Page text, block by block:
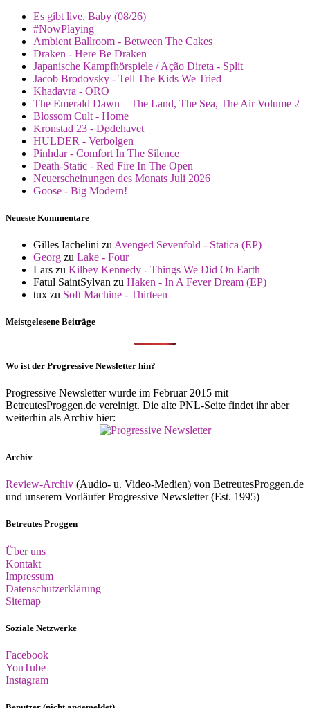
Es gibt live, Baby (08/26)
#NowPlaying
Ambient Ballroom - Between The Cakes
Draken - Here Be Draken
Japanische Kampfhörspiele / Ação Direta - Split
Jacob Brodovsky - Tell The Kids We Tried
Khadavra - ORO
The Emerald Dawn – The Land, The Sea, The Air Volume 2
Blossom Cult - Home
Kronstad 23 - Dødehavet
HULDER - Verbolgen
Pinhdar - Comfort In The Silence
Death-Static - Red Fire In The Open
Neuerscheinungen des Monats Juli 2026
Goose - Big Modern!
Neueste Kommentare
Gilles Iachelini zu Avenged Sevenfold - Statica (EP)
Georg zu Lake - Four
Lars zu Kilbey Kennedy - Things We Did On Earth
Fatul SaintSylvan zu Haken - In A Fever Dream (EP)
tux zu Soft Machine - Thirteen
Meistgelesene Beiträge
Wo ist der Progressive Newsletter hin?
Progressive Newsletter wurde im Februar 2015 mit
BetreutesProggen.de vereinigt. Die alte PNL-Seite findet ihr aber
weiterhin als Archiv hier:
Archiv
Review-Archiv (Audio- u. Video-Medien) von BetreutesProggen.de
und unserem Vorläufer Progressive Newsletter (Est. 1995)
Betreutes Proggen
Über uns
Kontakt
Impressum
Datenschutzerklärung
Sitemap
Soziale Netzwerke
Facebook
YouTube
Instagram